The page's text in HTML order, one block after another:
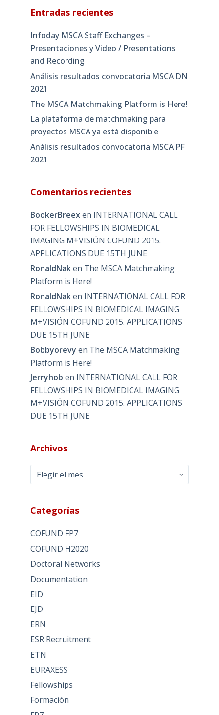
Entradas recientes
Infoday MSCA Staff Exchanges –
Presentaciones y Video / Presentations
and Recording
Análisis resultados convocatoria MSCA DN
2021
The MSCA Matchmaking Platform is Here!
La plataforma de matchmaking para
proyectos MSCA ya está disponible
Análisis resultados convocatoria MSCA PF
2021
Comentarios recientes
BookerBreexen INTERNATIONAL CALL
FOR FELLOWSHIPS IN BIOMEDICAL
IMAGING M+VISIÓN COFUND 2015.
APPLICATIONS DUE 15TH JUNE
RonaldNaken The MSCA Matchmaking
Platform is Here!
RonaldNaken INTERNATIONAL CALL FOR
FELLOWSHIPS IN BIOMEDICAL IMAGING
M+VISIÓN COFUND 2015. APPLICATIONS
DUE 15TH JUNE
Bobbyorevy en The MSCA Matchmaking
Platform is Here!
Jerryhob en INTERNATIONAL CALL FOR
FELLOWSHIPS IN BIOMEDICAL IMAGING
M+VISIÓN COFUND 2015. APPLICATIONS
DUE 15TH JUNE
Archivos
Archivos
Categorías
COFUND FP7
COFUND H2020
Doctoral Networks
Documentation
EID
EJD
ERN
ESR Recruitment
ETN
EURAXESS
Fellowships
Formación